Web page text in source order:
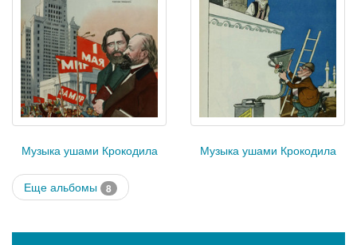
Музыка ушами Крокодила Музыка ушами Крокодила
Еще альбомы 8